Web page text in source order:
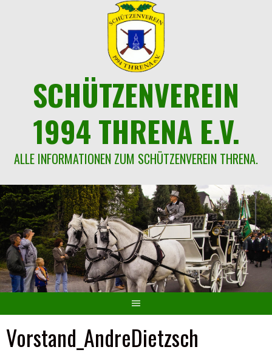
SCHÜTZENVEREIN
1994 THRENA E.V.
ALLE INFORMATIONEN ZUM SCHÜTZENVEREIN THRENA.
Vorstand_AndreDietzsch